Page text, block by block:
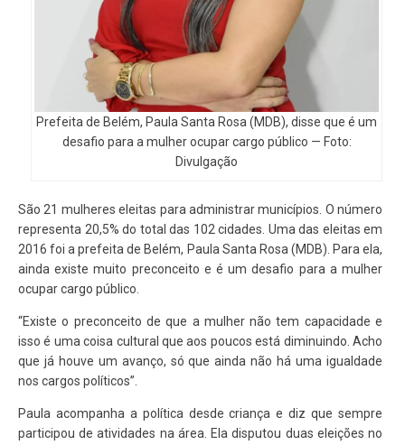
Prefeita de Belém, Paula Santa Rosa (MDB), disse que é um
desafio para a mulher ocupar cargo público — Foto:
Divulgação
São 21 mulheres eleitas para administrar municípios. O número
representa 20,5% do total das 102 cidades. Uma das eleitas em
2016 foi a prefeita de Belém, Paula Santa Rosa (MDB). Para ela,
ainda existe muito preconceito e é um desafio para a mulher
ocupar cargo público.
“Existe o preconceito de que a mulher não tem capacidade e
isso é uma coisa cultural que aos poucos está diminuindo. Acho
que já houve um avanço, só que ainda não há uma igualdade
nos cargos políticos”.
Paula acompanha a política desde criança e diz que sempre
participou de atividades na área. Ela disputou duas eleições no